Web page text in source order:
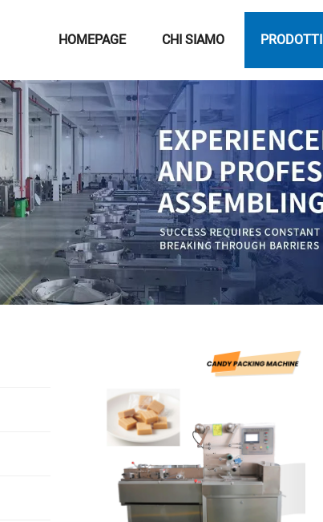
HOMEPAGE CHI SIAMO PRODOTTI